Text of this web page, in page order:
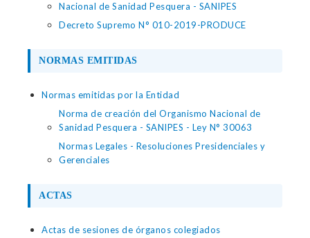
Nacional de Sanidad Pesquera - SANIPES
Decreto Supremo N° 010-2019-PRODUCE
NORMAS EMITIDAS
Normas emitidas por la Entidad
Norma de creación del Organismo Nacional de
Sanidad Pesquera - SANIPES - Ley N° 30063
Normas Legales - Resoluciones Presidenciales y
Gerenciales
ACTAS
Actas de sesiones de órganos colegiados